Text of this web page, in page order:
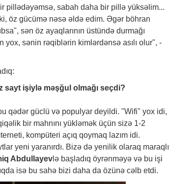
pillədəyəmsə, sabah daha bir pillə yüksəlim...
öz gücümə nəsə əldə edim. Əgər böhran
sən öz ayaqlarının üstündə durmağı
yox, sənin rəqiblərin kimlərdənsə asılı olur", -
sayt işiylə məşğul olmağı seçdi?
qədər güclü və populyar deyildi. "Wifi" yox idi,
bir mahnını yükləmək üçün sizə 1-2
kompüteri açıq qoymaq lazım idi.
yeni yaranırdı. Bizə də yenilik olaraq maraqlı
Abdullayev lə başladıq öyrənməyə və bu işi
isə bu sahə bizi daha da özünə cəlb etdi.